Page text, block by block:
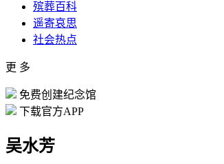
殡葬百科
遥寄哀思
社会热点
更 多
免费创建纪念馆
下载官方APP
吴水芳